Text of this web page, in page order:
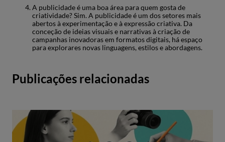
A publicidade é uma boa área para quem gosta de
criatividade? Sim. A publicidade é um dos setores mais
abertos à experimentação e à expressão criativa. Da
conceção de ideias visuais e narrativas à criação de
campanhas inovadoras em formatos digitais, há espaço
para explorares novas linguagens, estilos e abordagens.
Publicações relacionadas